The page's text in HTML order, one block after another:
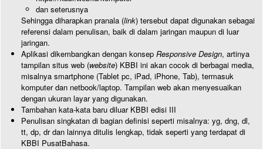
dan seterusnya
Sehingga diharapkan pranala (link) tersebut dapat digunakan sebagai
referensi dalam penulisan, baik di dalam jaringan maupun di luar
jaringan.
Aplikasi dikembangkan dengan konsep Responsive Design, artinya
tampilan situs web (website) KBBI ini akan cocok di berbagai media,
misalnya smartphone (Tablet pc, iPad, iPhone, Tab), termasuk
komputer dan netbook/laptop. Tampilan web akan menyesuaikan
dengan ukuran layar yang digunakan.
Tambahan kata-kata baru diluar KBBI edisi III
Penulisan singkatan di bagian definisi seperti misalnya: yg, dng, dl,
tt, dp, dr dan lainnya ditulis lengkap, tidak seperti yang terdapat di
KBBI PusatBahasa.